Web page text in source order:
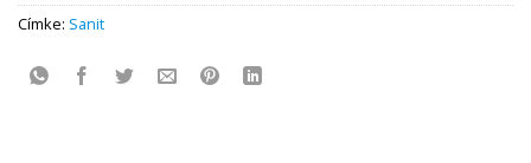
Címke: Sanit